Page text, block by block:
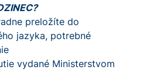
preložíte do
jazyka, potrebné
vydané Ministerstvom